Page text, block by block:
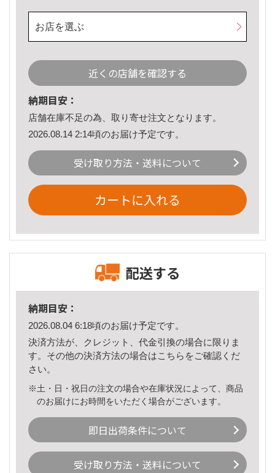
お店を選ぶ
近くの店舗を確認する
納期目安：
店舗在庫不足の為、取り寄せ注文となります。
2026.08.14 2:14頃のお届け予定です。
受け取り方法・送料について
カートに入れる
配送する
納期目安：
2026.08.04 6:18頃のお届け予定です。
決済方法が、クレジット、代金引換の場合に限りま
す。その他の決済方法の場合はこちら をご確認くだ
さい。
※土・日・祝日の注文の場合や在庫状況によって、商品
のお届けにお時間をいただく場合がございます。
即日出荷条件について
受け取り方法・送料について